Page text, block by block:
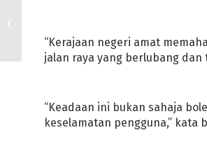
“Kerajaan negeri amat
jalan raya yang berlubang
“Keadaan ini bukan sahaja
keselamatan pengguna,” kata
BERKURANGAN